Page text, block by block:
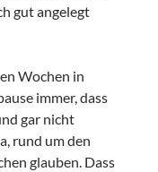
gut angelegt
Wochen in
immer, dass
gar nicht
rund um den
glauben. Dass